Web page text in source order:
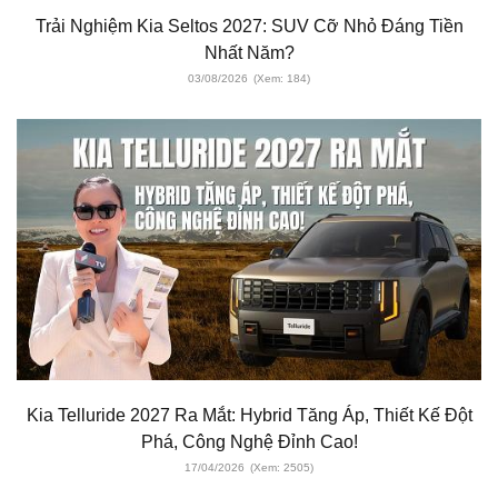
Trải Nghiệm Kia Seltos 2027: SUV Cỡ Nhỏ Đáng Tiền
Nhất Năm?
03/08/2026 (Xem: 184)
Kia Telluride 2027 Ra Mắt: Hybrid Tăng Áp, Thiết Kế Đột
Phá, Công Nghệ Đỉnh Cao!
17/04/2026 (Xem: 2505)